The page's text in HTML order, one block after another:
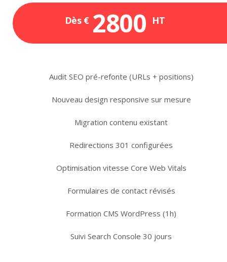
Dès € 2800 HT
Audit SEO pré-refonte (URLs + positions)
Nouveau design responsive sur mesure
Migration contenu existant
Redirections 301 configurées
Optimisation vitesse Core Web Vitals
Formulaires de contact révisés
Formation CMS WordPress (1h)
Suivi Search Console 30 jours